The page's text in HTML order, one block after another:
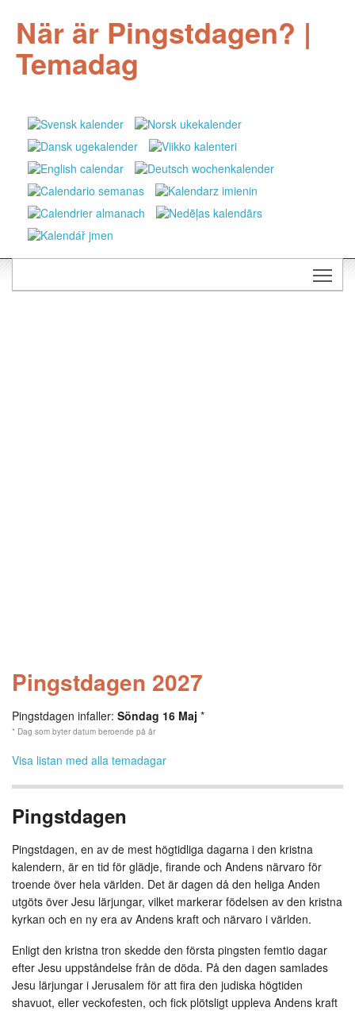
När är Pingstdagen? |
Temadag
Pingstdagen 2027
Pingstdagen infaller: Söndag 16 Maj *
* Dag som byter datum beroende på år
Visa listan med alla temadagar
Pingstdagen
Pingstdagen, en av de mest högtidliga dagarna i den kristna
kalendern, är en tid för glädje, firande och Andens närvaro för
troende över hela världen. Det är dagen då den heliga Anden
utgöts över Jesu lärjungar, vilket markerar födelsen av den kristna
kyrkan och en ny era av Andens kraft och närvaro i världen.
Enligt den kristna tron skedde den första pingsten femtio dagar
efter Jesu uppståndelse från de döda. På den dagen samlades
Jesu lärjungar i Jerusalem för att fira den judiska högtiden
shavuot, eller veckofesten, och fick plötsligt uppleva Andens kraft